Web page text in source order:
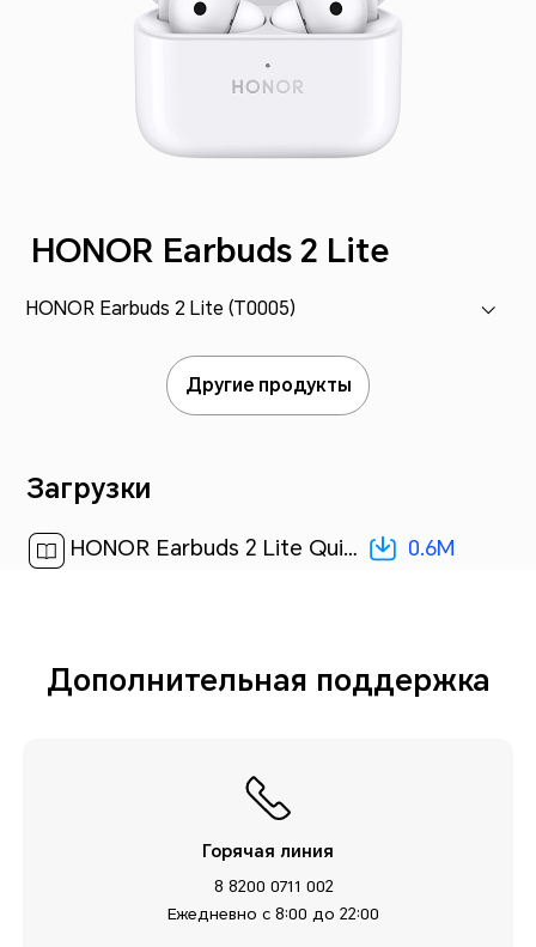
HONOR Earbuds 2 Lite
HONOR Earbuds 2 Lite (T0005)
Другие продукты
Загрузки
HONOR Earbuds 2 Lite Quick Start Guide(01,russian)[ 0.6M ] 0.6M
Дополнительная поддержка
Горячая линия
8 8200 0711 002
Ежедневно с 8:00 до 22:00